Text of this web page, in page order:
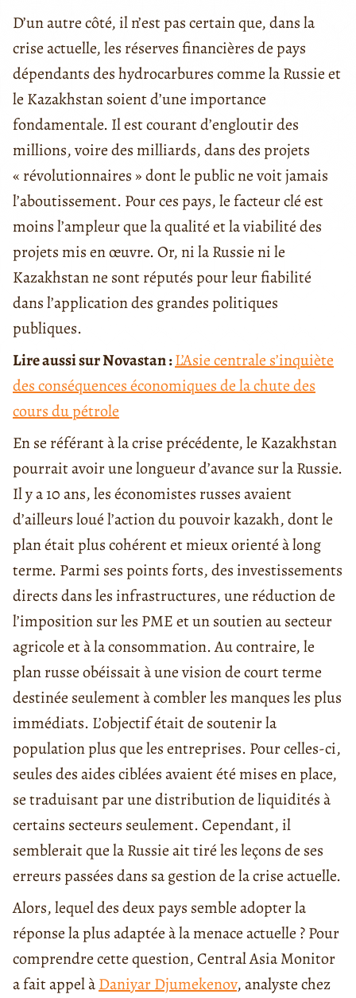
D’un autre côté, il n’est pas certain que, dans la
crise actuelle, les réserves financières de pays
dépendants des hydrocarbures comme la Russie et
le Kazakhstan soient d’une importance
fondamentale. Il est courant d’engloutir des
millions, voire des milliards, dans des projets
« révolutionnaires » dont le public ne voit jamais
l’aboutissement. Pour ces pays, le facteur clé est
moins l’ampleur que la qualité et la viabilité des
projets mis en œuvre. Or, ni la Russie ni le
Kazakhstan ne sont réputés pour leur fiabilité
dans l’application des grandes politiques
publiques.
Lire aussi sur Novastan :L’Asie centrale s’inquiète
des conséquences économiques de la chute des
cours du pétrole
En se référant à la crise précédente, le Kazakhstan
pourrait avoir une longueur d’avance sur la Russie.
Il y a 10 ans, les économistes russes avaient
d’ailleurs loué l’action du pouvoir kazakh, dont le
plan était plus cohérent et mieux orienté à long
terme. Parmi ses points forts, des investissements
directs dans les infrastructures, une réduction de
l’imposition sur les PME et un soutien au secteur
agricole et à la consommation. Au contraire, le
plan russe obéissait à une vision de court terme
destinée seulement à combler les manques les plus
immédiats. L’objectif était de soutenir la
population plus que les entreprises. Pour celles-ci,
seules des aides ciblées avaient été mises en place,
se traduisant par une distribution de liquidités à
certains secteurs seulement. Cependant, il
semblerait que la Russie ait tiré les leçons de ses
erreurs passées dans sa gestion de la crise actuelle.
Alors, lequel des deux pays semble adopter la
réponse la plus adaptée à la menace actuelle ? Pour
comprendre cette question, Central Asia Monitor
a fait appel àDaniyar Djumekenov, analyste chez